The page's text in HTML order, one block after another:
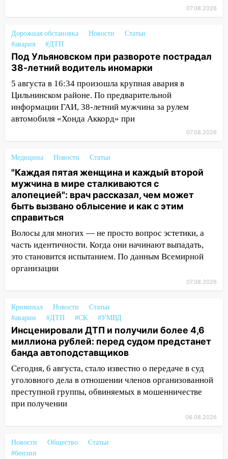
Соцсети: на Рябикова автомобиль
10:27 Где есть бензин в Ульяновске
днем 6 августа: список АЗС
10:16 Внимание! В Ульяновской области
объявлена ракетная опасность
10:00 В Старомайнском районе утонул
51-летний мужчина
09:44
Ульяновские спасатели помогли
юному велосипедисту на улице
Чернышевского
08:21 В Заволжском районе украли два
велосипеда
07:18 В Ульяновск идет
тридцатиградусная жара: какая будет
погода в четверг
06:00 Четыре года борьбы: ульяновские
юристы помогли женщине засудить УК
05:00
Кому 6 августа звезды сулят
прибыль, а кому — испытания на
прочность
05.08.2026
22:58
Соцсети: на проспекте Тюленева
ДТП с мотоциклистом
20:22 Мошенники обманули 92-летнюю
жительницу Ульяновской области
подвез троих незнакомцев на трассе и
заработал уголовное дело
07.08.2026
Дорожная обстановка Новости
Статьи
#авария
#ДТП
Под Ульяновском при развороте пострадал
38-летний водитель иномарки
5 августа в 16:34 произошла крупная авария в
Цильнинском районе. По предварительной
информации ГАИ, 38-летний мужчина за рулем
автомобиля «Хонда Аккорд» при
07.08.2026
Медицина Новости Статьи
"Каждая пятая женщина и каждый второй
мужчина в мире сталкиваются с
алопецией": врач рассказал, чем может
быть вызвано облысение и как с этим
справиться
Волосы для многих — не просто вопрос эстетики, а
часть идентичности. Когда они начинают выпадать,
это становится испытанием. По данным Всемирной
организации
07.08.2026
Криминал Новости
Статьи
#аварии
#ДТП #СК #УМВД
Инсценировали ДТП и получили более 4,6
миллиона рублей: перед судом предстанет
банда автоподставщиков
Сегодня, 6 августа, стало известно о передаче в суд
уголовного дела в отношении членов организованной
преступной группы, обвиняемых в мошенничестве
при получении
06.08.2026
Новости Общество
Статьи
#бензин